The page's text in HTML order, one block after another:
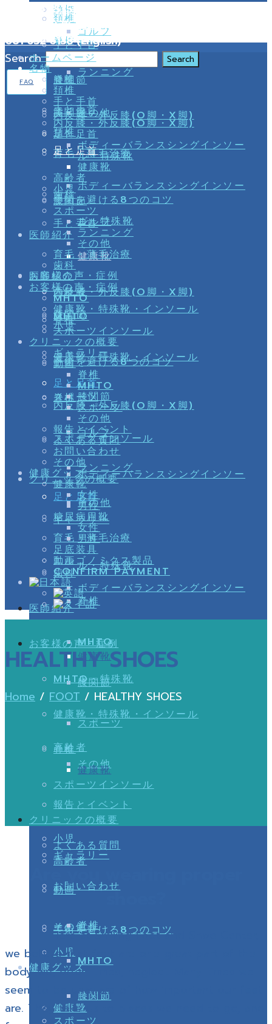
ゴルフ
ランニング
その他
育毛・薄毛治療
歯科
医師紹介
お客様の声・症例
MHTO
健康靴・特殊靴・インソール
脊椎
スポーツインソール
クリニックの概要
ギャラリー
動画
脊椎
MHTO
膝関節
スポーツ
その他
報告とイベント
よくある質問
お問い合わせ
その他
健康グッズ
健康靴
頚椎
手と手首
膝関節
内反膝・外反膝(O脚・X脚)
足と足首
ボディーバランスシングインソー
ル・特殊靴
健康靴
高齢者
小児
手術を避ける8つのコツ
スポーツ
脊椎
頚椎
手と手首
膝関節
内反膝・外反膝(O脚・X脚)
足と足首
ボディーバランスシングインソー
ル・特殊靴
健康靴
高齢者
小児
頚椎
手と手首
膝関節
内反膝・外反膝(O脚・X脚)
足と足首
ボディーバランスシングインソー
ル・特殊靴
健康靴
高齢者
小児
手術を避ける8つのコツ
スポーツ
ゴルフ
ランニング
その他
育毛・薄毛治療
歯科
医師紹介
お客様の声・症例
MHTO
健康靴・特殊靴・インソール
脊椎
スポーツインソール
クリニックの概要
ギャラリー
動画
脊椎
MHTO
膝関節
Search
02 000 3535 (Thai)
099 216 0216 (Thai)
081 632 6138 (English)
FAQ
ホームページ
名物
脊椎
頚椎
手と手首
膝関節
内反膝・外反膝(O脚・X脚)
足と足首
ボディーバランスシングインソー
ル・特殊靴
健康靴
高齢者
小児
手術を避ける8つのコツ
スポーツ
ゴルフ
ランニング
その他
育毛・薄毛治療
歯科
医師紹介
お客様の声・症例
MHTO
健康靴・特殊靴・インソール
脊椎
スポーツインソール
クリニックの概要
ギャラリー
動画
脊椎
MHTO
膝関節
スポーツ
その他
報告とイベント
よくある質問
お問い合わせ
その他
健康グッズ
健康靴
女性
男性
糖尿病用靴
女性
男性
足底装具
エルゴノミクス製品
CONFIRM PAYMENT
HEALTHY SHOES
Home / FOOT / HEALTHY SHOES
Are you wearing proper
shoes?
Here at Smiling Foot and Shoe Center,
we believe that feet are one great part of the
body we, often times, neglect. Many times we
seem to be unaware of how important our feet
are. They take us to places we need to go, and